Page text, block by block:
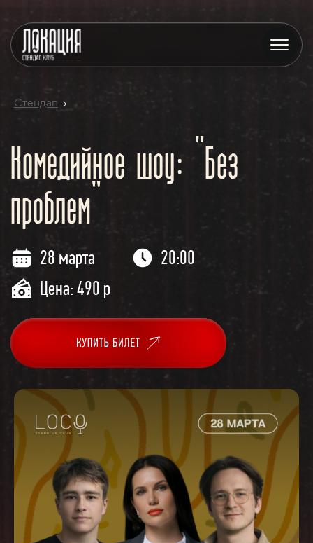
Стендап ›
Комедийное шоу: "Без
проблем"
28 марта
20:00
Цена: 490 р